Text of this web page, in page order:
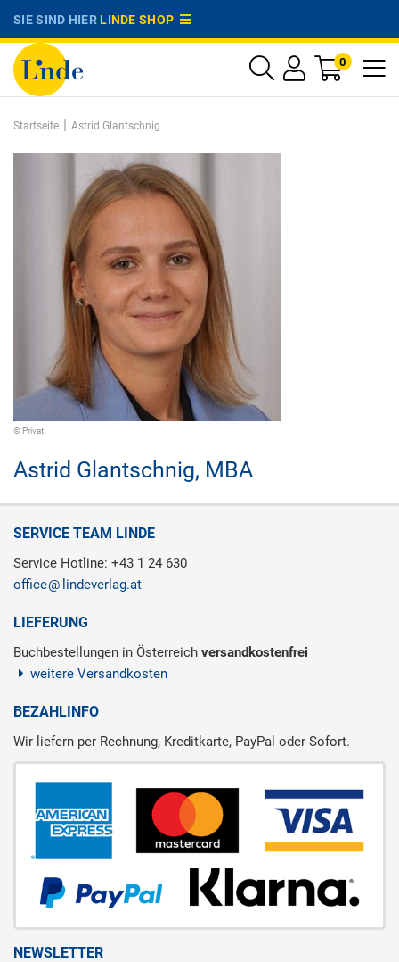
SIE SIND HIERLINDE SHOP
0
Startseite | Astrid Glantschnig
© Privat
Astrid Glantschnig, MBA
SERVICE TEAM LINDE
Service Hotline: +43 1 24 630
office
lindeverlag.at
LIEFERUNG
Buchbestellungen in Österreich versandkostenfrei
weitere Versandkosten
BEZAHLINFO
Wir liefern per Rechnung, Kreditkarte, PayPal oder Sofort.
NEWSLETTER